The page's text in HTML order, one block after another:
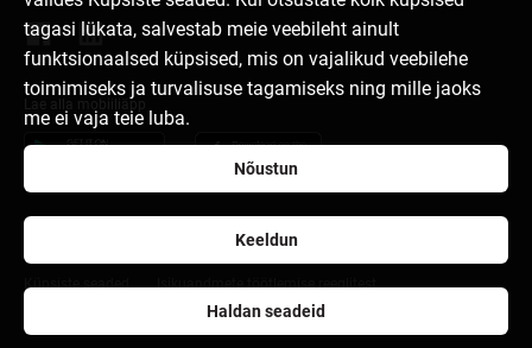
tagasi lükata, salvestab meie veebileht ainult
funktsionaalsed küpsised, mis on vajalikud veebilehe
toimimiseks ja turvalisuse tagamiseks ning mille jaoks
me ei vaja teie luba.
Nõustun
Keeldun
Haldan seadeid
Karjäär Kasutustingimused